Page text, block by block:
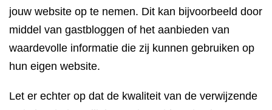
jouw website op te nemen. Dit kan bijvoorbeeld door
middel van gastbloggen of het aanbieden van
waardevolle informatie die zij kunnen gebruiken op
hun eigen website.
Let er echter op dat de kwaliteit van de verwijzende